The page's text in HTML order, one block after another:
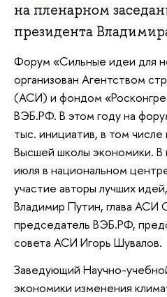
на пленарном
президента
Форум «Сильные идеи для
организован Агентством
(АСИ) и фондом
ВЭБ.РФ. В этом году на
тыс. инициатив, в том числе
Высшей школы экономики. В
июля в национальном
участие авторы лучших
Владимир Путин, глава АСИ
председатель ВЭБ.РФ,
совета АСИ Игорь Шувалов.
Заведующий Научно-
экономики изменения